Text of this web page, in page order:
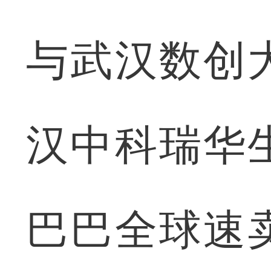
与武汉数创
汉中科瑞华
巴巴全球速